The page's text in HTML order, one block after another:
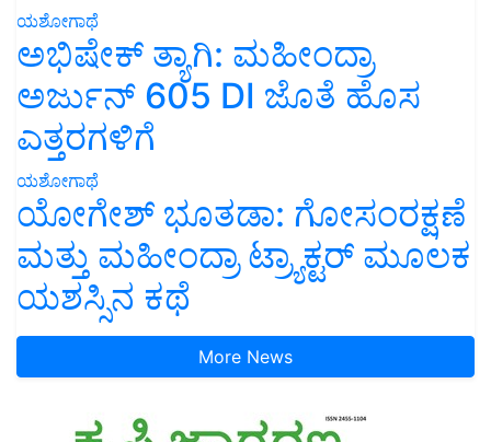
ಯಶೋಗಾಥೆ
ಅಭಿಷೇಕ್ ತ್ಯಾಗಿ: ಮಹೀಂದ್ರಾ
ಅರ್ಜುನ್ 605 DI ಜೊತೆ ಹೊಸ
ಎತ್ತರಗಳಿಗೆ
ಯಶೋಗಾಥೆ
ಯೋಗೇಶ್ ಭೂತಡಾ: ಗೋಸಂರಕ್ಷಣೆ
ಮತ್ತು ಮಹೀಂದ್ರಾ ಟ್ರ್ಯಾಕ್ಟರ್ ಮೂಲಕ
ಯಶಸ್ಸಿನ ಕಥೆ
More News